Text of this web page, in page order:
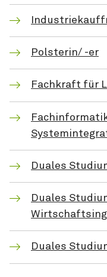
Polsterin/ -er
Fachkraft für
Duales
Duales
Duales